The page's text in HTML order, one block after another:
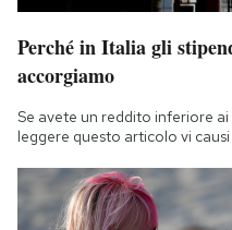
Perché in Italia gli
accorgiamo
Se avete un reddito inferiore
leggere questo articolo vi